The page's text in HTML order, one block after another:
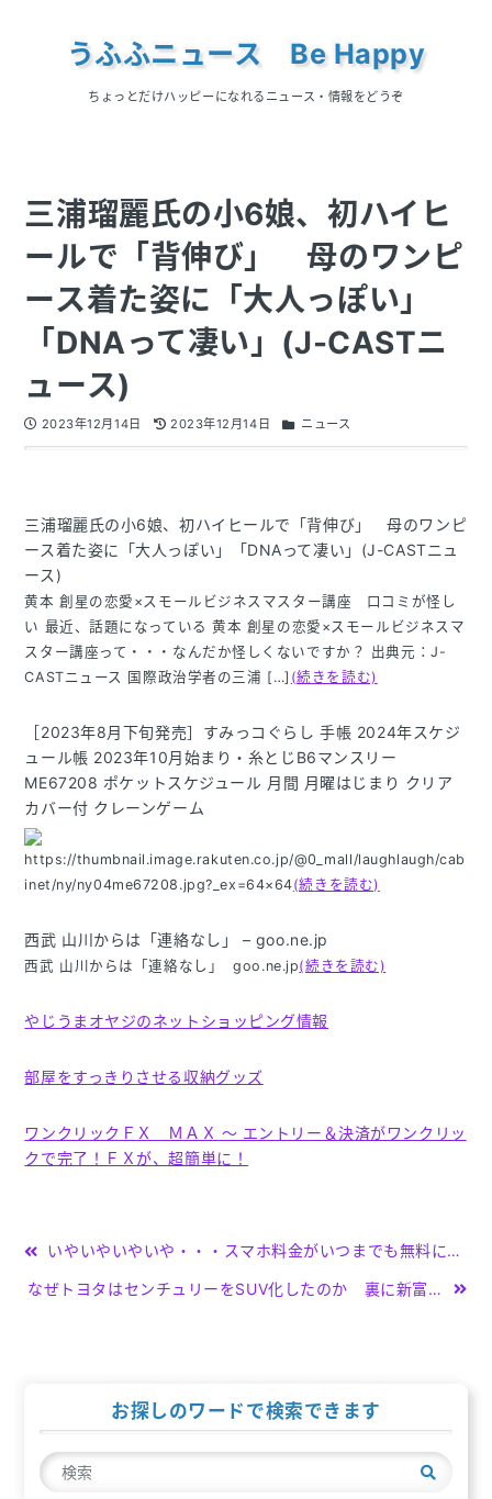
うふふニュース Be Happy
ちょっとだけハッピーになれるニュース・情報をどうぞ
三浦瑠麗氏の小6娘、初ハイヒ
ールで「背伸び」 母のワンピ
ース着た姿に「大人っぽい」
「DNAって凄い」(J-CASTニ
ュース)
2023年12月14日 2023年12月14日 ニュース
三浦瑠麗氏の小6娘、初ハイヒールで「背伸び」 母のワンピ
ース着た姿に「大人っぽい」「DNAって凄い」(J-CASTニュ
ース)
黄本 創星の恋愛×スモールビジネスマスター講座 口コミが怪し
い 最近、話題になっている 黄本 創星の恋愛×スモールビジネスマ
スター講座って・・・なんだか怪しくないですか？ 出典元：J-
CASTニュース 国際政治学者の三浦 […] (続きを読む)
［2023年8月下旬発売］すみっコぐらし 手帳 2024年スケジ
ュール帳 2023年10月始まり・糸とじB6マンスリー
ME67208 ポケットスケジュール 月間 月曜はじまり クリア
カバー付 クレーンゲーム
https://thumbnail.image.rakuten.co.jp/@0_mall/laughlaugh/cab
inet/ny/ny04me67208.jpg?_ex=64×64(続きを読む)
西武 山川からは「連絡なし」 – goo.ne.jp
西武 山川からは「連絡なし」 goo.ne.jp(続きを読む)
やじうまオヤジのネットショッピング情報
部屋をすっきりさせる収納グッズ
ワンクリックＦＸ ＭＡＸ ～ エントリー＆決済がワンクリッ
クで完了！ＦＸが、超簡単に！
投
稿
ー
シ
いやいやいやいや・・・スマホ料金がいつまでも無料にできるチャンスですよ。
なぜトヨタはセンチュリーをSUV化したのか 裏に新富裕層の存在(日経クロストレンド)
お探しのワードで検索できます
検
索